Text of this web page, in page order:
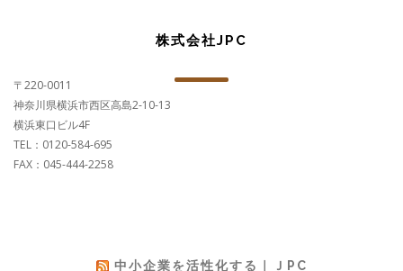
株式会社JPC
〒220-0011
神奈川県横浜市西区高島2-10-13
横浜東口ビル4F
TEL：0120-584-695
FAX：045-444-2258
中小企業を活性化する｜ＪPC